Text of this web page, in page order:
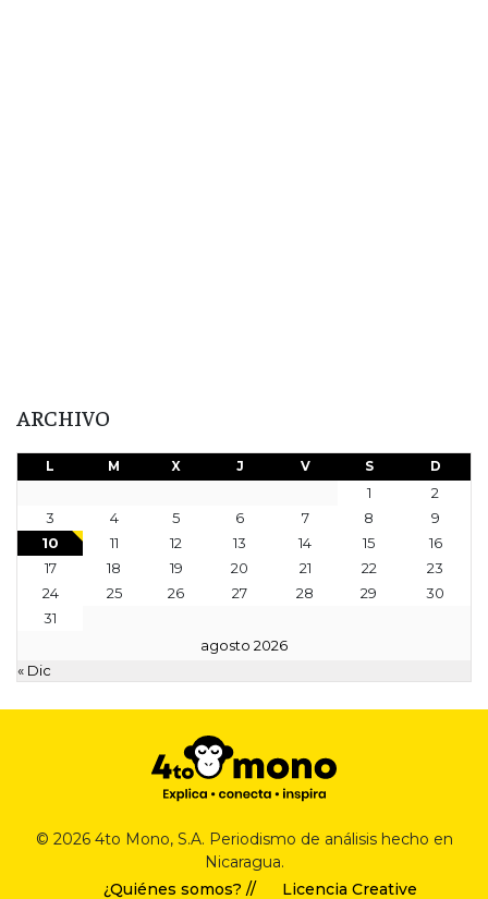
ARCHIVO
agosto 2026
L M X J V S D
1
2
3
4 5 6 7 8
9
10
11 12 13 14 15
16
17
18 19 20 21 22
23
24
25 26 27 28 29
30
31
« Dic
© 2026 4to Mono, S.A. Periodismo de análisis hecho en
Nicaragua.
¿Quiénes somos? //
Licencia Creative